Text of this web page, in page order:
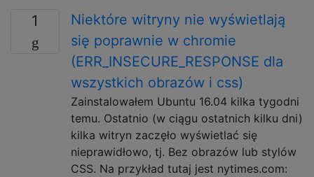
1
Niektóre witryny nie wyświetlają
się poprawnie w chromie
(ERR_INSECURE_RESPONSE dla
wszystkich obrazów i css)
Zainstalowałem Ubuntu 16.04 kilka tygodni
temu. Ostatnio (w ciągu ostatnich kilku dni)
kilka witryn zaczęło wyświetlać się
nieprawidłowo, tj. Bez obrazów lub stylów
CSS. Na przykład tutaj jest nytimes.com: